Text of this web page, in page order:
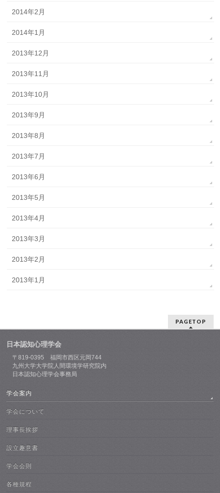
2014年2月
2014年1月
2013年12月
2013年11月
2013年10月
2013年9月
2013年8月
2013年7月
2013年6月
2013年5月
2013年4月
2013年3月
2013年2月
2013年1月
PAGETOP
日本認知心理学会
〒819-0395 福岡市西区元岡744
九州大学大学院人間環境学研究院内
日本認知心理学会事務局
学会案内
学会について
理事長挨拶
設立趣意書
学会会則
各種規程